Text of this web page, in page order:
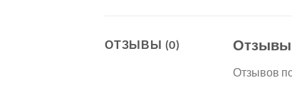
ОТЗЫВЫ (0) Отзывы
Отзывов